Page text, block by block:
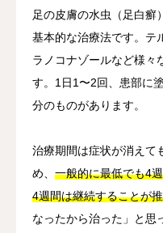
足の皮膚の水虫（足白癬
基本的な治療法です。テ
ラノコナゾールなど様々
す。1日1〜2回、患部に
分のものがあります。
治療期間は症状が消えて
め、 一般的に最低でも4
4週間は継続することが
なったから治った」と思